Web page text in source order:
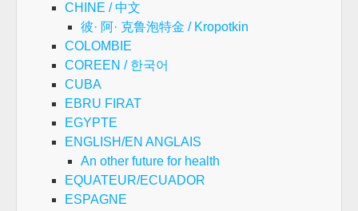
CHINE / 中文
彼· 阿· 克鲁泡特金 / Kropotkin
COLOMBIE
COREEN / 한국어
CUBA
EBRU FIRAT
EGYPTE
ENGLISH/EN ANGLAIS
An other future for health
EQUATEUR/ECUADOR
ESPAGNE